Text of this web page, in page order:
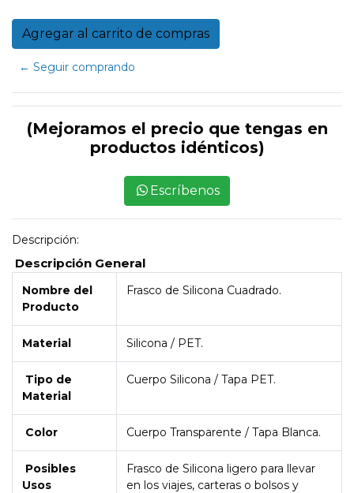
← Seguir comprando
(Mejoramos el precio que tengas en
productos idénticos)
Escríbenos
Descripción:
Descripción General
Nombre del
Producto
Frasco de Silicona Cuadrado.
Material Silicona / PET.
Tipo de
Material
Cuerpo Silicona / Tapa PET.
Color Cuerpo Transparente / Tapa Blanca.
Posibles
Usos
Frasco de Silicona ligero para llevar
en los viajes, carteras o bolsos y